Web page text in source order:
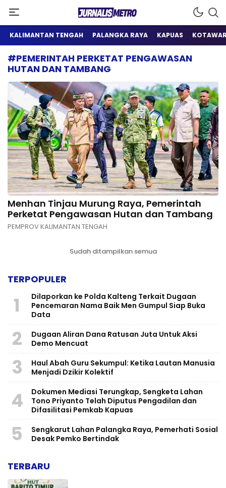
Jurnalis Metro
Satu Wadah Informasi
KALIMANTAN TENGAH PALANGKA RAYA KAPUAS
#PEMERINTAH PERKETAT PENGAWASAN
HUTAN DAN TAMBANG
Menhan Tinjau Murung Raya, Pemerintah
Perketat Pengawasan Hutan dan Tambang
PEMPROV KALIMANTAN TENGAH
Sudah ditampilkan semua
TERPOPULER
1
Dilaporkan ke Polda Kalteng Terkait Dugaan
Pencemaran Nama Baik Men Gumpul Siap Buka
Data
2
Dugaan Aliran Dana Ratusan Juta Untuk Aksi
Demo Mencuat
3
Haul Abah Guru Sekumpul: Ketika Lautan Manusia
Menjadi Dzikir Kolektif
4
​Dokumen Mediasi Terungkap, Sengketa Lahan
Tono Priyanto Telah Diputus Pengadilan dan
Difasilitasi Pemkab Kapuas
5
Sengkarut Lahan Palangka Raya, Pemerhati Sosial
Desak Pemko Bertindak
TERBARU